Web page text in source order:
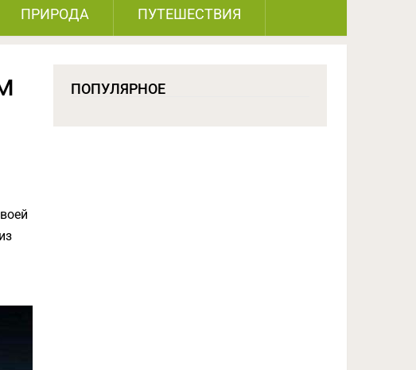
ПРИРОДА ПУТЕШЕСТВИЯ
ПОПУЛЯРНОЕ